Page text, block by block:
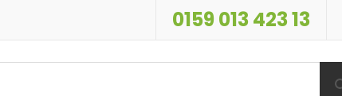
0159 013 423 13